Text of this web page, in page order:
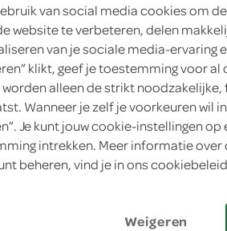
ei met
van social media cookies om
website te verbeteren, delen
van je sociale media-ervaring
klikt, geef je toestemming voor al
worden alleen de strikt
Wanneer je zelf je voorkeuren wil
Je kunt jouw cookie-instellingen
intrekken. Meer informatie over
beheren, vind je in ons
Weigeren